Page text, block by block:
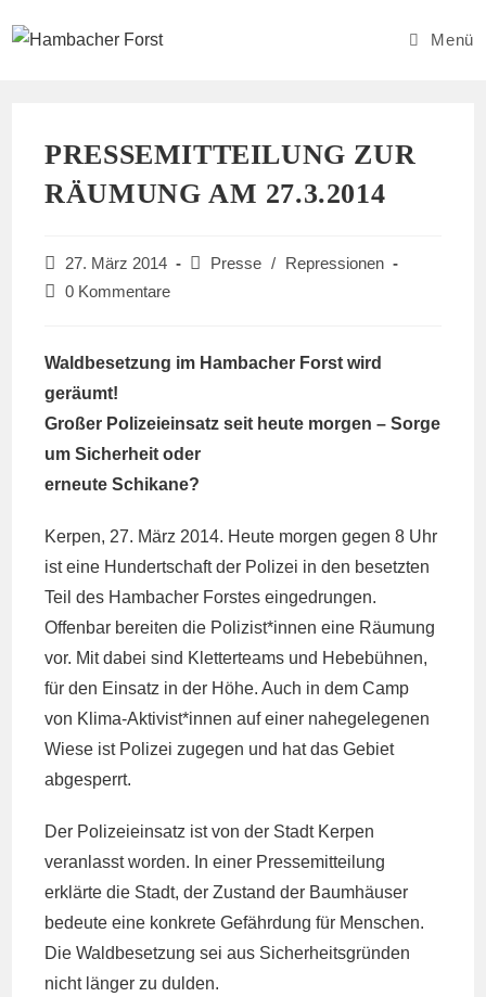
Inhalt
Menü
PRESSEMITTEILUNG ZUR
RÄUMUNG AM 27.3.2014
Beitrag
veröffentlicht:
27. März 2014
Beitrags-
Presse /
Repressionen
Beitrags-
0 Kommentare
Waldbesetzung im Hambacher Forst wird
geräumt!
Großer Polizeieinsatz seit heute morgen – Sorge
um Sicherheit oder
erneute Schikane?
Kerpen, 27. März 2014. Heute morgen gegen 8 Uhr
ist eine Hundertschaft der Polizei in den besetzten
Teil des Hambacher Forstes eingedrungen.
Offenbar bereiten die Polizist*innen eine Räumung
vor. Mit dabei sind Kletterteams und Hebebühnen,
für den Einsatz in der Höhe. Auch in dem Camp
von Klima-Aktivist*innen auf einer nahegelegenen
Wiese ist Polizei zugegen und hat das Gebiet
abgesperrt.
Der Polizeieinsatz ist von der Stadt Kerpen
veranlasst worden. In einer Pressemitteilung
erklärte die Stadt, der Zustand der Baumhäuser
bedeute eine konkrete Gefährdung für Menschen.
Die Waldbesetzung sei aus Sicherheitsgründen
nicht länger zu dulden.